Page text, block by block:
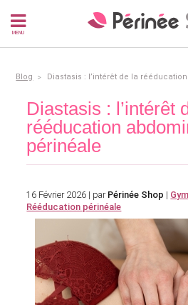
MENU
Blog Diastasis : l’intérêt de la
Diastasis : l’intérêt
rééducation
périnéale
16 Février 2026 | par Périnée Shop |
Rééducation périnéale